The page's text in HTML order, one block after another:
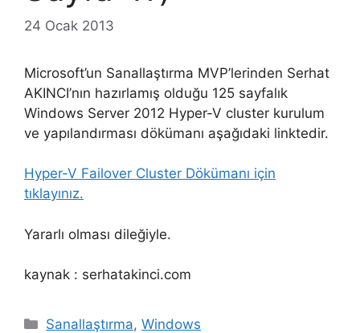
24 Ocak 2013
Microsoft’un Sanallaştırma MVP’lerinden Serhat
AKINCI’nın hazırlamış olduğu 125 sayfalık
Windows Server 2012 Hyper-V cluster kurulum
ve yapılandırması dökümanı aşağıdaki linktedir.
Hyper-V Failover Cluster Dökümanı için
tıklayınız.
Yararlı olması dileğiyle.
kaynak : serhatakinci.com
Kategoriler
Sanallaştırma,Windows